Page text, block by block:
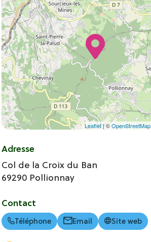
Leaflet| ©OpenStreetMap
Adresse
Col de la Croix du Ban
69290 Pollionnay
Contact
Téléphone Email Site web